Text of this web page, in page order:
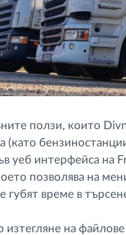
ползи, които
(като
уеб интерфейса
позволява на
губят време в
на